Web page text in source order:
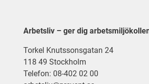
Arbetsliv – ger dig
Torkel Knutssonsgatan 24
118 49 Stockholm
Telefon: 08-402 02 00